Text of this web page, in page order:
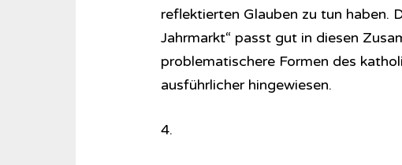
reflektierten Glauben zu tun haben.
Jahrmarkt“ passt gut in diesen
problematischere Formen des
ausführlicher hingewiesen.
4.